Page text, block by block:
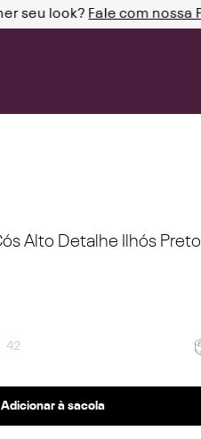
seu look? Fale com nossa
Alto Detalhe Ilhós Preto
42
Adicionar à sacola